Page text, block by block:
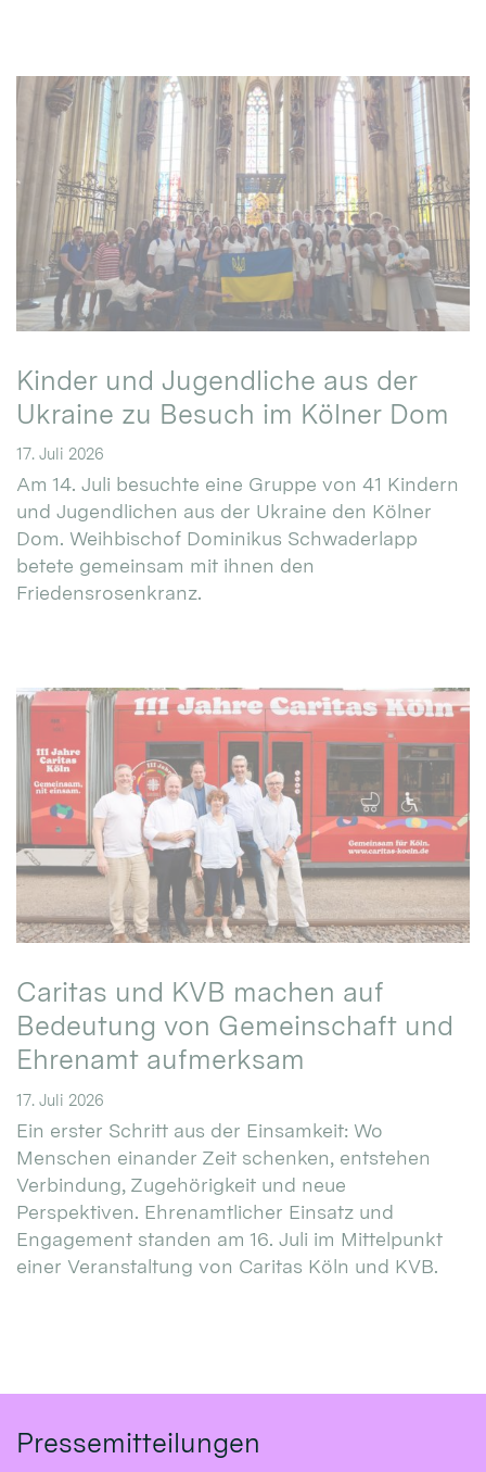
Kinder und Jugendliche aus der
Ukraine zu Besuch im Kölner Dom
17. Juli 2026
Am 14. Juli besuchte eine Gruppe von 41 Kindern
und Jugendlichen aus der Ukraine den Kölner
Dom. Weihbischof Dominikus Schwaderlapp
betete gemeinsam mit ihnen den
Friedensrosenkranz.
Caritas und KVB machen auf
Bedeutung von Gemeinschaft und
Ehrenamt aufmerksam
17. Juli 2026
Ein erster Schritt aus der Einsamkeit: Wo
Menschen einander Zeit schenken, entstehen
Verbindung, Zugehörigkeit und neue
Perspektiven. Ehrenamtlicher Einsatz und
Engagement standen am 16. Juli im Mittelpunkt
einer Veranstaltung von Caritas Köln und KVB.
Pressemitteilungen